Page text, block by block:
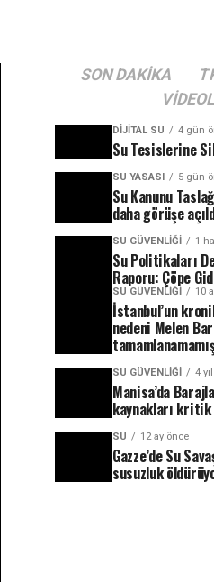
SON DAKIKA
DIJITAL SU 4 gün
Su Tesislerine
SU YASASI 5 gün
Su Kanunu
daha görüşe
SU GÜVENLIĞI 1
Su Politikaları
Raporu: Çöpe
SU GÜVENLIĞI 10
İstanbul’un
nedeni Melen
SU GÜVENLIĞI 4
Manisa’da
kaynakları kritik
SU 12 ay önce
Gazze’de Su
susuzluk